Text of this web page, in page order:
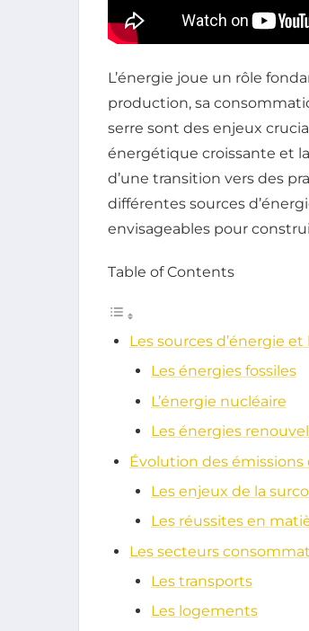
L’énergie joue un rôle
production, sa
serre sont des enjeux
énergétique croissante et
d’une transition vers des
différentes sources
envisageables pour
Table of Contents
Les sources d’énergie
Les énergies fossiles
L’énergie nucléaire
Les énergies
Évolution des émissions
Les enjeux de la
Les réussites en
Les secteurs
Les transports
Les logements